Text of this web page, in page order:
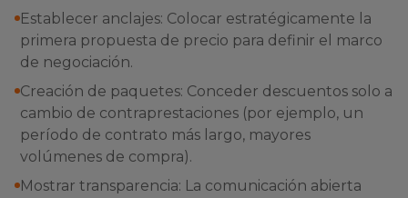
Establecer anclajes: Colocar estratégicamente la
primera propuesta de precio para definir el marco
de negociación.
Creación de paquetes: Conceder descuentos solo a
cambio de contraprestaciones (por ejemplo, un
período de contrato más largo, mayores
volúmenes de compra).
Mostrar transparencia: La comunicación abierta